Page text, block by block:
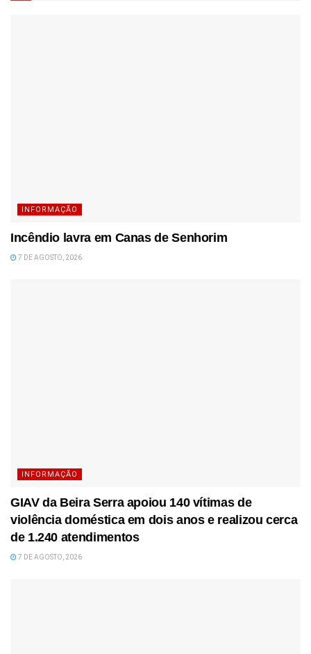
INFORMAÇÃO
Incêndio lavra em Canas de Senhorim
7 DE AGOSTO, 2026
INFORMAÇÃO
GIAV da Beira Serra apoiou 140 vítimas de
violência doméstica em dois anos e realizou cerca
de 1.240 atendimentos
7 DE AGOSTO, 2026